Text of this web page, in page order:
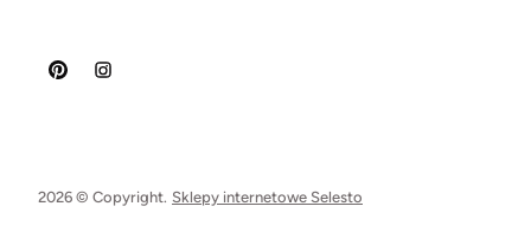
2026 © Copyright. Sklepy internetowe Selesto